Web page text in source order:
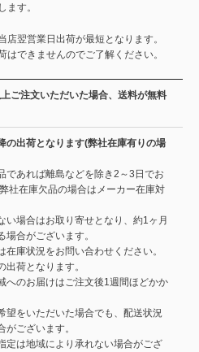
ます。
翌営業日出荷が最短となります。
できませんのでご了解ください。
ご注文いただいた場合、送料が無料
の出荷となります(弊社在庫有りの場
であれば離島などを除き2～3日でお
社在庫欠品の場合はメーカー在庫対
い場合はお取り寄せとなり、約1ヶ月
場合がございます。
庫状況をお問い合わせください。
荷となります。
へのお届けはご注文後1週間ほどかか
望をいただいた場合でも、配送状況
がございます。
定は地域により承れない場合がござ